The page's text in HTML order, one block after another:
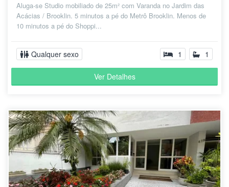
Aluga-se Studio mobiliado de 25m² com Varanda no Jardim das
Acácias / Brooklin. 5 minutos a pé do Metrô Brooklin. Menos de
10 minutos a pé do Shoppi...
Qualquer sexo 1 1
Ver Detalhes